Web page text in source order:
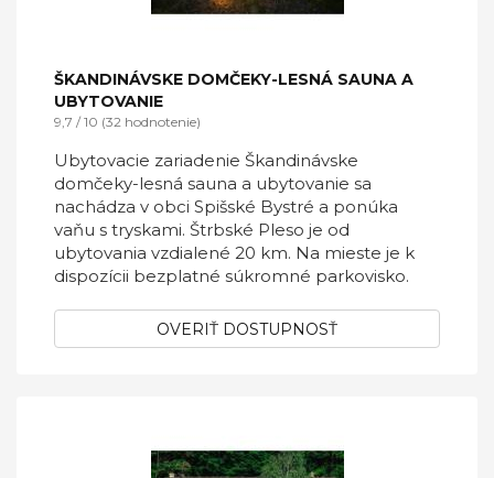
ŠKANDINÁVSKE DOMČEKY-LESNÁ SAUNA A
UBYTOVANIE
9,7 / 10 (32 hodnotenie)
Ubytovacie zariadenie Škandinávske
domčeky-lesná sauna a ubytovanie sa
nachádza v obci Spišské Bystré a ponúka
vaňu s tryskami. Štrbské Pleso je od
ubytovania vzdialené 20 km. Na mieste je k
dispozícii bezplatné súkromné parkovisko.
OVERIŤ DOSTUPNOSŤ